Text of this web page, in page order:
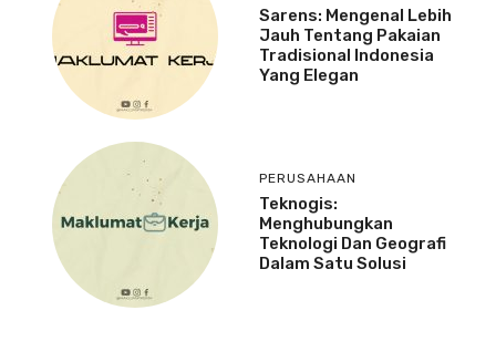
Sarens: Mengenal Lebih
Jauh Tentang Pakaian
Tradisional Indonesia
Yang Elegan
PERUSAHAAN
Teknogis:
Menghubungkan
Teknologi Dan Geografi
Dalam Satu Solusi